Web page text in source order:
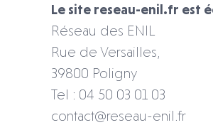
Le site reseau-enil.fr est
Réseau des ENIL
Rue de Versailles,
39800 Poligny
Tel : 04 50 03 01 03
contact@reseau-enil.fr